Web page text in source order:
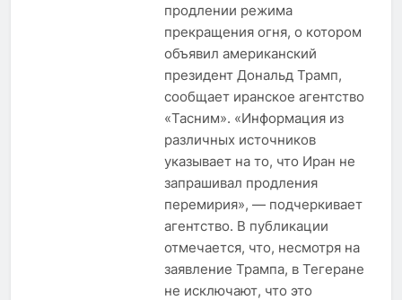
продлении режима
прекращения огня, о котором
объявил американский
президент Дональд Трамп,
сообщает иранское агентство
«Тасним». «Информация из
различных источников
указывает на то, что Иран не
запрашивал продления
перемирия», — подчеркивает
агентство. В публикации
отмечается, что, несмотря на
заявление Трампа, в Тегеране
не исключают, что это